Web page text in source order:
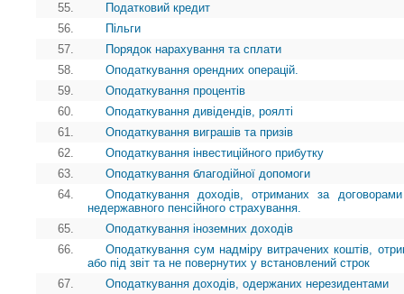
55.
Податковий кредит
56.
Пільги
57.
Порядок нарахування та сплати
58.
Оподаткування орендних операцій.
59.
Оподаткування процентів
60.
Оподаткування дивідендів, роялті
61.
Оподаткування виграшів та призів
62.
Оподаткування інвестиційного прибутку
63.
Оподаткування благодійної допомоги
64.
Оподаткування доходів, отриманих за
недержавного пенсійного страхування.
65.
Оподаткування іноземних доходів
66.
Оподаткування сум надміру витрачених коштів,
або під звіт та не повернутих у встановлений строк
67.
Оподаткування доходів, одержаних нерезидентами